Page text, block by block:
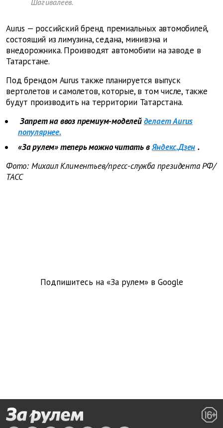
Шагивалеев.
Aurus — российский бренд премиальных автомобилей,
состоящий из лимузина, седана, минивэна и
внедорожника. Производят автомобили на заводе в
Татарстане.
Под брендом Aurus также планируется выпуск
вертолетов и самолетов, которые, в том числе, также
будут производить на территории Татарстана.
Запрет на ввоз премиум-моделейделает Aurus
популярнее.
«За рулем» теперь можно читать в Яндекс.Дзен .
Фото: Михаил Климентьев/пресс-служба президента РФ/
ТАСС
Подпишитесь на «За рулем» в Google